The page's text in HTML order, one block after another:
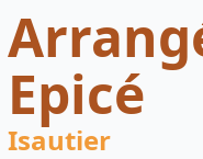
Epicé
Isautier